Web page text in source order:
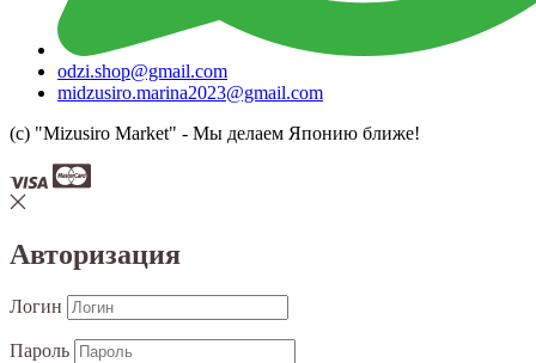
odzi.shop@gmail.com
midzusiro.marina2023@gmail.com
(c) "Mizusiro Market" - Мы делаем Японию ближе!
Авторизация
Логин
Пароль